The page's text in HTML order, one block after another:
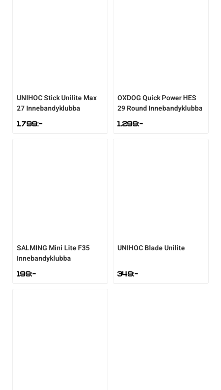
UNIHOCStick Unilite Max
27 Innebandyklubba
1.799:-
OXDOGQuick Power HES
29 Round Innebandyklubba
1.299:-
SALMING Mini Lite F35
Innebandyklubba
199:-
UNIHOCBlade Unilite
349:-